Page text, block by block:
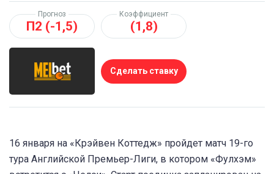
Прогноз
П2 (-1,5)
Коэффициент
(1,8)
Сделать ставку
16 января на «Крэйвен Коттедж» пройдет матч 19-го
тура Английской Премьер-Лиги, в котором «Фулхэм»